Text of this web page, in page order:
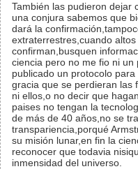
También las pudieron dejar
una conjura sabemos que
dará la
extraterrestres,cuando
confirman,busquen
ciencia pero no me fio ni
publicado un protocolo
gracia que se perdieran las
ni ellos,o no decir que
paises no tengan la
de más de 40 años,no se
transpariencia,porqué
su misión lunar,en fin la
reconocer que todavia
inmensidad del universo.